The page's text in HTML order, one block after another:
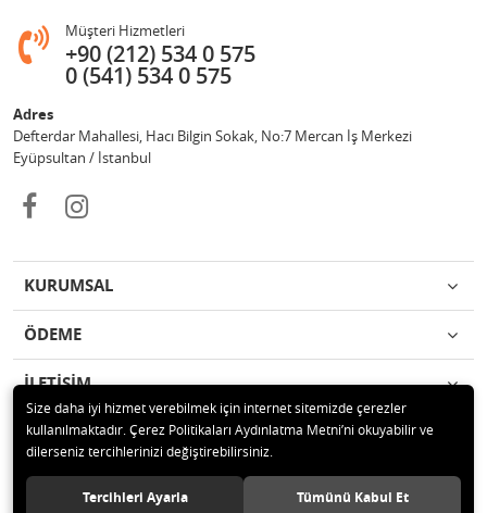
Müşteri Hizmetleri
+90 (212) 534 0 575
0 (541) 534 0 575
Adres
Defterdar Mahallesi, Hacı Bilgin Sokak, No:7 Mercan İş Merkezi
Eyüpsultan / İstanbul
KURUMSAL
ÖDEME
İLETİŞİM
© 2018 MERCAN PROFESYONEL GÜVENLİK ÜRÜNLERİ Tüm hakları
saklıdır.
Size daha iyi hizmet verebilmek için internet sitemizde çerezler
kullanılmaktadır. Çerez Politikaları Aydınlatma Metni’ni okuyabilir ve
dilerseniz tercihlerinizi değiştirebilirsiniz.
Tercihleri Ayarla Tümünü Kabul Et